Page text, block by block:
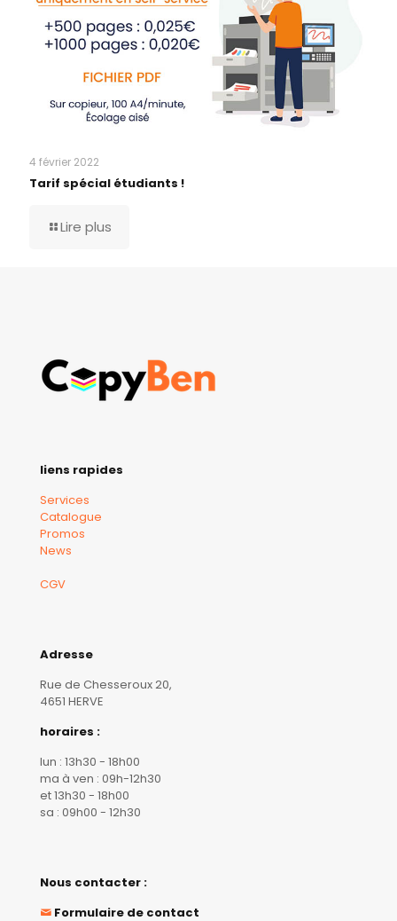
4 février 2022
Tarif spécial étudiants !
Lire plus
liens rapides
Services
Catalogue
Promos
News
CGV
Adresse
Rue de Chesseroux 20,
4651 HERVE
horaires :
lun : 13h30 - 18h00
ma à ven : 09h-12h30
et 13h30 - 18h00
sa : 09h00 - 12h30
Nous contacter :
Formulaire de contact